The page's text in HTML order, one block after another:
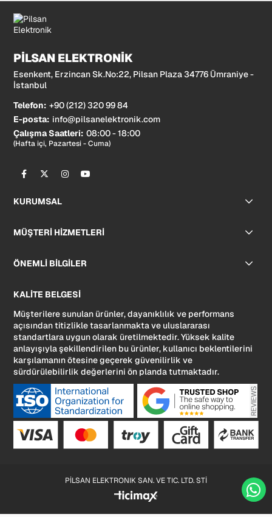
PİLSAN ELEKTRONİK
Esenkent, Erzincan Sk.No:22, Pilsan Plaza 34776 Ümraniye -
İstanbul
Telefon: +90 (212) 320 99 84
E-posta: info@pilsanelektronik.com
Çalışma Saatleri: 08:00 - 18:00
(Hafta içi, Pazartesi - Cuma)
KURUMSAL
MÜŞTERİ HİZMETLERİ
ÖNEMLİ BİLGİLER
KALİTE BELGESİ
Müşterilere sunulan ürünler, dayanıklılık ve performans
açısından titizlikle tasarlanmakta ve uluslararası
standartlara uygun olarak üretilmektedir. Yüksek kalite
anlayışıyla şekillendirilen bu ürünler, kullanıcı beklentilerini
karşılamanın ötesine geçerek güvenilirlik ve
sürdürülebilirlik değerlerini ön planda tutmaktadır.
PİLSAN ELEKTRONIK SAN. VE TIC. LTD. STİ